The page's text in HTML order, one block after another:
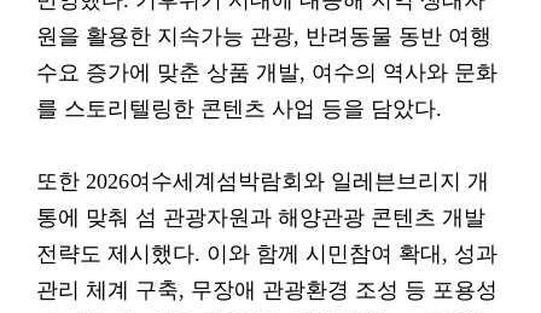
원을 활용한 지속가능 관광, 반려동물 동반 여행
수요 증가에 맞춘 상품 개발, 여수의 역사와 문화
를 스토리텔링한 콘텐츠 사업 등을 담았다.
또한 2026여수세계섬박람회와 일레븐브리지 개
통에 맞춰 섬 관광자원과 해양관광 콘텐츠 개발
전략도 제시했다. 이와 함께 시민참여 확대, 성과
관리 체계 구축, 무장애 관광환경 조성 등 포용성